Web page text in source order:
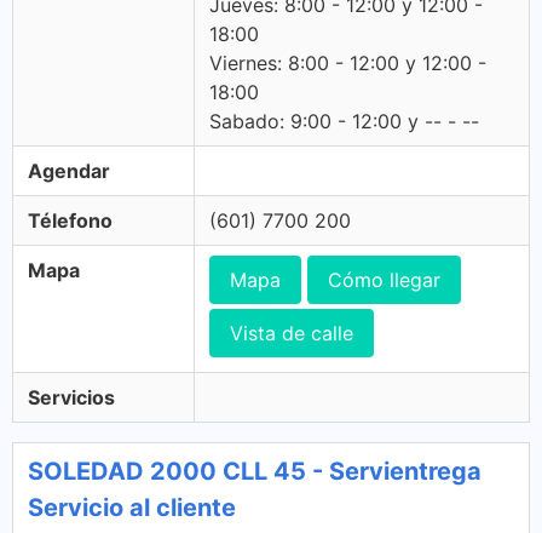
Jueves: 8:00 - 12:00 y 12:00 -
18:00
Viernes: 8:00 - 12:00 y 12:00 -
18:00
Sabado: 9:00 - 12:00 y -- - --
Agendar
Télefono (601) 7700 200
Mapa Mapa Cómo llegar
Vista de calle
Servicios
SOLEDAD 2000 CLL 45 - Servientrega
Servicio al cliente